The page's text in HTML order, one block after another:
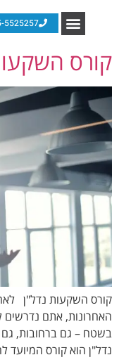
5525257
קורס
קורס השקעות נדל"ן
האחרונות, אתם
בשטח – גם ברחובות, גם
נדל"ן הוא קורס המיועד